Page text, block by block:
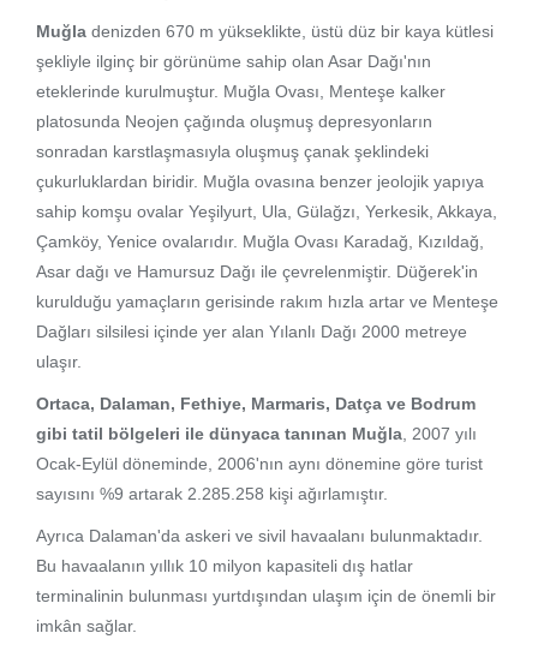
Muğla denizden 670 m yükseklikte, üstü düz bir kaya kütlesi
şekliyle ilginç bir görünüme sahip olan Asar Dağı'nın
eteklerinde kurulmuştur. Muğla Ovası, Menteşe kalker
platosunda Neojen çağında oluşmuş depresyonların
sonradan karstlaşmasıyla oluşmuş çanak şeklindeki
çukurluklardan biridir. Muğla ovasına benzer jeolojik yapıya
sahip komşu ovalar Yeşilyurt, Ula, Gülağzı, Yerkesik, Akkaya,
Çamköy, Yenice ovalarıdır. Muğla Ovası Karadağ, Kızıldağ,
Asar dağı ve Hamursuz Dağı ile çevrelenmiştir. Düğerek'in
kurulduğu yamaçların gerisinde rakım hızla artar ve Menteşe
Dağları silsilesi içinde yer alan Yılanlı Dağı 2000 metreye
ulaşır.
Ortaca, Dalaman, Fethiye, Marmaris, Datça ve Bodrum
gibi tatil bölgeleri ile dünyaca tanınan Muğla , 2007 yılı
Ocak-Eylül döneminde, 2006'nın aynı dönemine göre turist
sayısını %9 artarak 2.285.258 kişi ağırlamıştır.
Ayrıca Dalaman'da askeri ve sivil havaalanı bulunmaktadır.
Bu havaalanın yıllık 10 milyon kapasiteli dış hatlar
terminalinin bulunması yurtdışından ulaşım için de önemli bir
imkân sağlar.